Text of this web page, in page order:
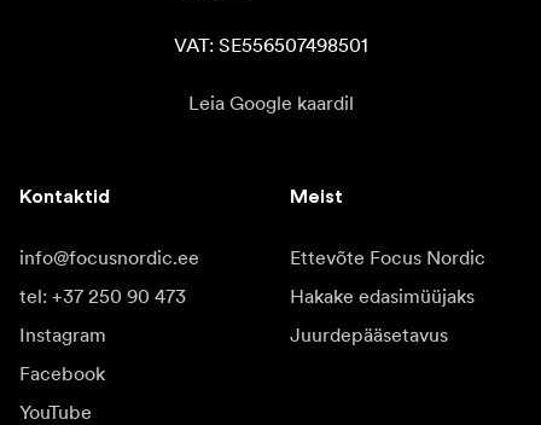
VAT: SE556507498501
Leia Google kaardil
Kontaktid
info@focusnordic.ee
tel: +37 250 90 473
Instagram
Facebook
YouTube
Meist
Ettevõte Focus Nordic
Hakake edasimüüjaks
Juurdepääsetavus